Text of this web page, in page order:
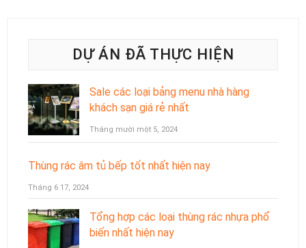
DỰ ÁN ĐÃ THỰC HIỆN
Sale các loại bảng menu nhà hàng
khách sạn giá rẻ nhất
Tháng mười một 5, 2024
Thùng rác âm tủ bếp tốt nhất hiện nay
Tháng 6 17, 2024
Tổng hợp các loại thùng rác nhựa phổ
biến nhất hiện nay